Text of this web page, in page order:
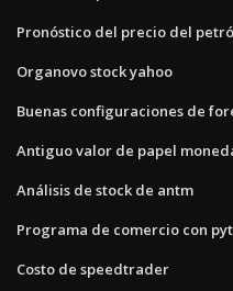
Pronóstico del precio del
Organovo stock yahoo
Buenas configuraciones de
Antiguo valor de papel
Análisis de stock de antm
Programa de comercio con
Costo de speedtrader